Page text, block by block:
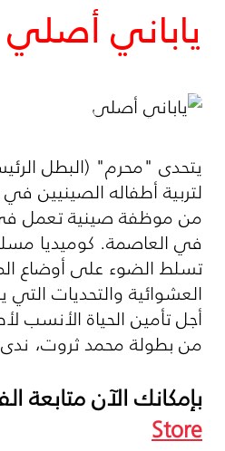
ياباني أصلي
يتحدى "محرم" (البطل
لتربية أطفاله الصينيين
من موظفة صينية تعمل في
في العاصمة. كوميديا
تسلط الضوء على أوضاع
العشوائية والتحديات
أجل تأمين الحياة الأنسب
من بطولة محمد ثروت،
بإمكانك الآن متابعة
Store